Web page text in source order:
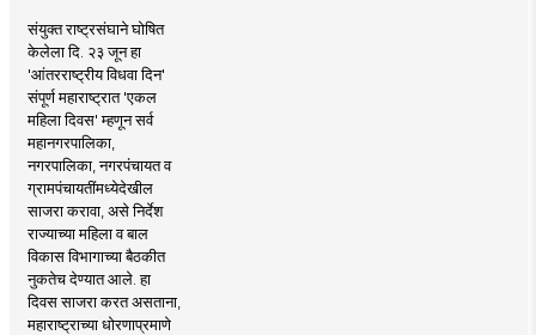
संयुक्त राष्ट्रसंघाने घोषित
केलेला दि. २३ जून हा
'आंतरराष्ट्रीय विधवा दिन'
संपूर्ण महाराष्ट्रात 'एकल
महिला दिवस' म्हणून सर्व
महानगरपालिका,
नगरपालिका, नगरपंचायत व
ग्रामपंचायतींमध्येदेखील
साजरा करावा, असे निर्देश
राज्याच्या महिला व बाल
विकास विभागाच्या बैठकीत
नुकतेच देण्यात आले. हा
दिवस साजरा करत असताना,
महाराष्ट्राच्या धोरणाप्रमाणे